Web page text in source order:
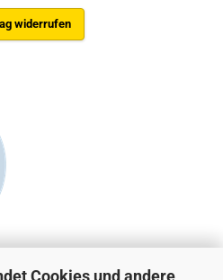
Cookies und andere
widerrufen